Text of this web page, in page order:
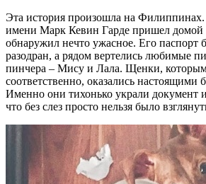
Эта история произошла на
имени Марк Кевин Гарде пришел домой
обнаружил нечто ужасное. Его паспорт
разодран, а рядом вертелись любимые
пинчера – Мису и Лала. Щенки,
соответственно, оказались настоящими
Именно они тихонько украли документ
что без слез просто нельзя было